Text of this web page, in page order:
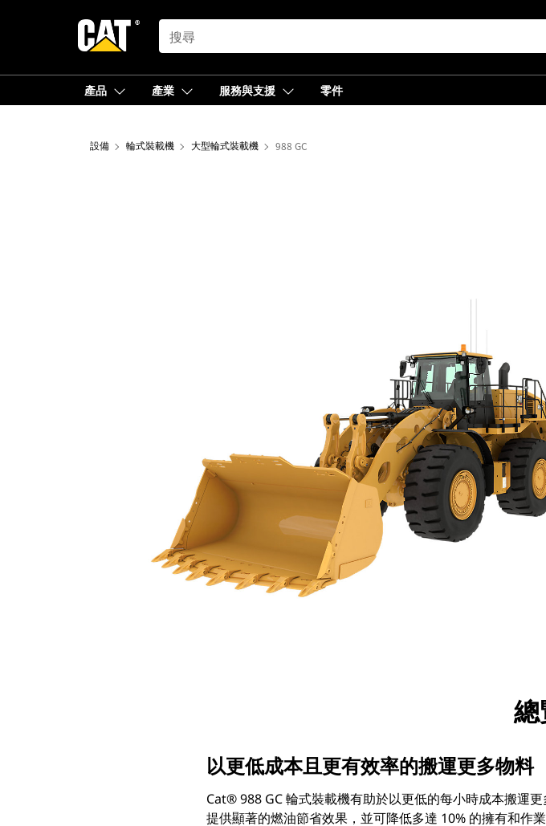
SEARCH
產品 產業 服務與支援 零件
設備 輪式裝載機 大型輪式裝載機 988 GC
導
總
以更低成本且更有效率的搬運更多物料
Cat® 988 GC 輪式裝載機有助於以更低的每小時成本搬運
提供顯著的燃油節省效果，並可降低多達 10% 的擁有和作業